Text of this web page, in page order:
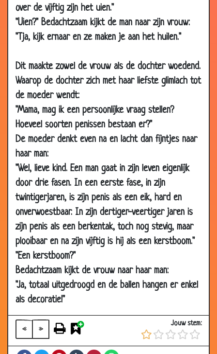
over de vijftig zijn het uien."
"Uien?" Bedachtzaam kijkt de man naar zijn vrouw:
"Tja, kijk ernaar en ze maken je aan het huilen."
Dit maakte zowel de vrouw als de dochter woedend.
Waarop de dochter zich met haar liefste glimlach tot
de moeder wendt:
"Mama, mag ik een persoonlijke vraag stellen?
Hoeveel soorten penissen bestaan er?"
De moeder denkt even na en lacht dan fijntjes naar
haar man:
"Wel, lieve kind. Een man gaat in zijn leven eigenlijk
door drie fasen. In een eerste fase, in zijn
twintigerjaren, is zijn penis als een eik, hard en
onverwoestbaar. In zijn dertiger-veertiger jaren is
zijn penis als een berkentak, toch nog stevig, maar
plooibaar en na zijn vijftig is hij als een kerstboom."
"Een kerstboom?"
Bedachtzaam kijkt de vrouw naar haar man:
"Ja, totaal uitgedroogd en de ballen hangen er enkel
als decoratie!"
« »
Jouw stem:
24 Oct
2006
Op z'n Surinaams....
21 Oct
Vier lippen
19 Oct
Varkens 2.78
16 Oct
2006
Onder de navel
14 Oct
2006
Geluksvogel
2006
13 Oct
2006
Beurt 3.11
11 Oct
2006
Brigitte Bardot
11 Oct
2006
Vrouwtje 3.56
08 Oct
2006
Nijlpaard
02 Oct
2006
Oranje 2.94
25 Sep
2006
Sexleven 3.44